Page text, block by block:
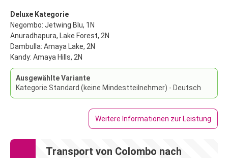
Deluxe Kategorie
Negombo: Jetwing Blu, 1N
Anuradhapura, Lake Forest, 2N
Dambulla: Amaya Lake, 2N
Kandy: Amaya Hills, 2N
Ausgewählte Variante
Kategorie Standard (keine Mindestteilnehmer) - Deutsch
Weitere Informationen zur Leistung
Transport von Colombo nach